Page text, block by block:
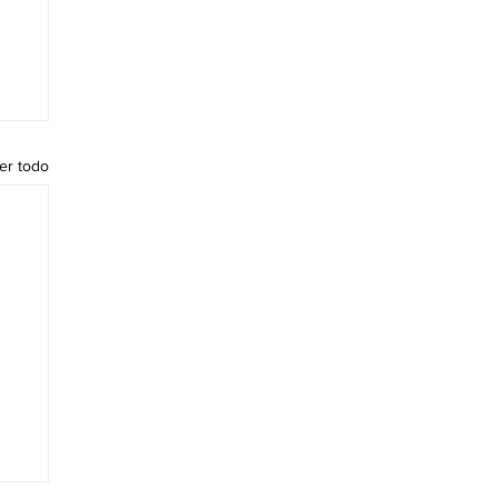
todo